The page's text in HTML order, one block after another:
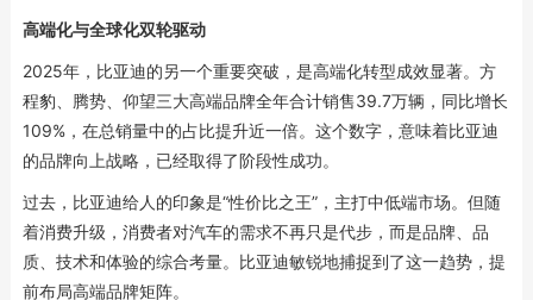
高端化与全球化双轮驱动
2025年，比亚迪的另一个重要突破，是高端化转型成效显著。方
程豹、腾势、仰望三大高端品牌全年合计销售39.7万辆，同比增长
109%，在总销量中的占比提升近一倍。这个数字，意味着比亚迪
的品牌向上战略，已经取得了阶段性成功。
过去，比亚迪给人的印象是“性价比之王”，主打中低端市场。但随
着消费升级，消费者对汽车的需求不再只是代步，而是品牌、品
质、技术和体验的综合考量。比亚迪敏锐地捕捉到了这一趋势，提
前布局高端品牌矩阵。